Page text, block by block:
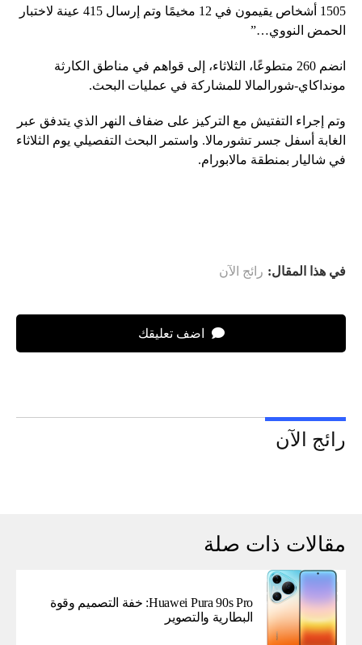
1505 أشخاص يقيمون في 12 مخيمًا وتم إرسال 415 عينة لاختبار
الحمض النووي…”
انضم 260 متطوعًا، الثلاثاء، إلى قواهم في مناطق الكارثة
مونداكاي-شورالمالا للمشاركة في عمليات البحث.
وتم إجراء التفتيش مع التركيز على ضفاف النهر الذي يتدفق عبر
الغابة أسفل جسر تشورمالا. واستمر البحث التفصيلي يوم الثلاثاء
في شاليار بمنطقة مالابورام.
في هذا المقال: رائج الآن
اضف تعليقك
رائج الآن
مقالات ذات صلة
Huawei Pura 90s Pro: خفة التصميم وقوة
البطارية والتصوير